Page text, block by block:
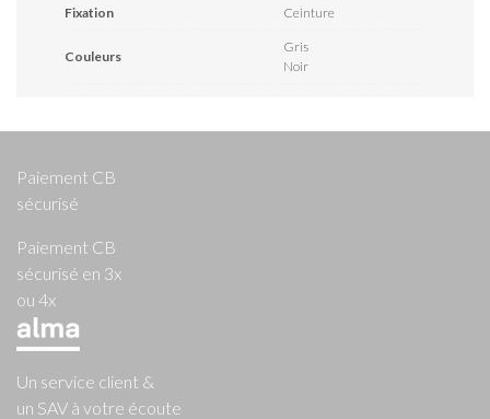
Fixation Ceinture
Couleurs
Gris
Noir
Paiement CB
sécurisé
Paiement CB
sécurisé en 3x
ou 4x
Un service client &
un SAV à votre écoute